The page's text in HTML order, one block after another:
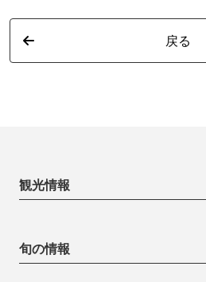
戻る
観光情報
旬の情報